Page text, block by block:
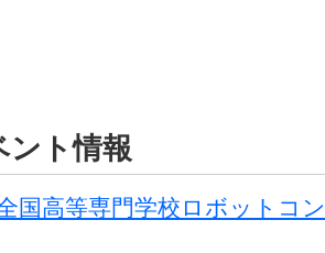
ント情報
国高等専門学校ロボットコ